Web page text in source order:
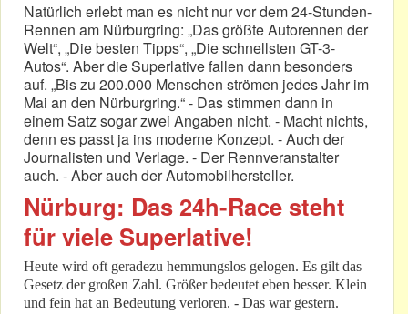
Natürlich erlebt man es nicht nur vor dem 24-Stunden-
Rennen am Nürburgring: „Das größte Autorennen der
Welt“, „Die besten Tipps“, „Die schnellsten GT-3-
Autos“. Aber die Superlative fallen dann besonders
auf. „Bis zu 200.000 Menschen strömen jedes Jahr im
Mai an den Nürburgring.“ - Das stimmen dann in
einem Satz sogar zwei Angaben nicht. - Macht nichts,
denn es passt ja ins moderne Konzept. - Auch der
Journalisten und Verlage. - Der Rennveranstalter
auch. - Aber auch der Automobilhersteller.
Nürburg: Das 24h-Race steht
für viele Superlative!
Heute wird oft geradezu hemmungslos gelogen. Es gilt das
Gesetz der großen Zahl. Größer bedeutet eben besser. Klein
und fein hat an Bedeutung verloren. - Das war gestern.